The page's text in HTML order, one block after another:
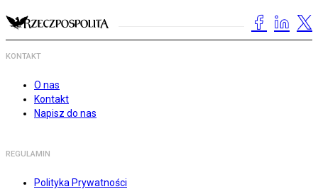
KONTAKT
O nas
Kontakt
Napisz do nas
REGULAMIN
Polityka Prywatności